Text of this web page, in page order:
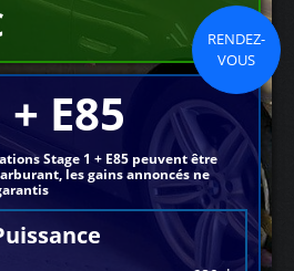
RENDEZ-
VOUS
E85
Stage 1 + E85 peuvent être
les gains annoncés ne